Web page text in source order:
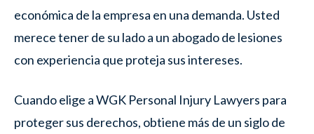
económica de la empresa en una demanda. Usted
merece tener de su lado a un abogado de lesiones
con experiencia que proteja sus intereses.
Cuando elige a WGK Personal Injury Lawyers para
proteger sus derechos, obtiene más de un siglo de